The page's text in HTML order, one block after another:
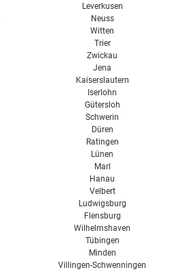
Leverkusen
Neuss
Witten
Trier
Zwickau
Jena
Kaiserslautern
Iserlohn
Gütersloh
Schwerin
Düren
Ratingen
Lünen
Marl
Hanau
Velbert
Ludwigsburg
Flensburg
Wilhelmshaven
Tübingen
Minden
Villingen-Schwenningen